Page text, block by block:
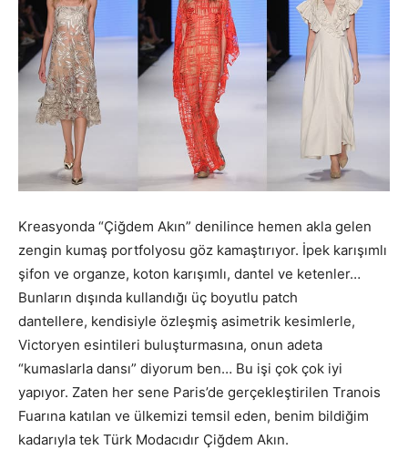
Kreasyonda “Çiğdem Akın” denilince hemen akla gelen
zengin kumaş portfolyosu göz kamaştırıyor. İpek karışımlı
şifon ve organze, koton karışımlı, dantel ve ketenler…
Bunların dışında kullandığı üç boyutlu patch
dantellere, kendisiyle özleşmiş asimetrik kesimlerle,
Victoryen esintileri buluşturmasına, onun adeta
“kumaslarla dansı” diyorum ben… Bu işi çok çok iyi
yapıyor. Zaten her sene Paris’de gerçekleştirilen Tranois
Fuarına katılan ve ülkemizi temsil eden, benim bildiğim
kadarıyla tek Türk Modacıdır Çiğdem Akın.